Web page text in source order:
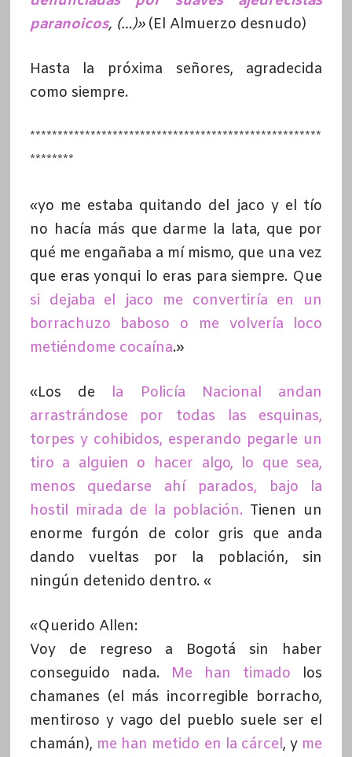
paranoicos, (…)»(El Almuerzo desnudo)
Hasta la próxima señores, agradecida
como siempre.
*****************************************************
********
«yo me estaba quitando del jaco y el tío
no hacía más que darme la lata, que por
qué me engañaba a mí mismo, que una vez
que eras yonqui lo eras para siempre. Que
si dejaba el jaco me convertiría en un
borrachuzo baboso o me volvería loco
metiéndome cocaína.»
«Los de
la Policía Nacional andan
arrastrándose por todas las esquinas,
torpes y cohibidos, esperando pegarle un
tiro a alguien o hacer algo, lo que sea,
menos quedarse ahí parados, bajo la
hostil mirada de la población. Tienen un
enorme furgón de color gris que anda
dando vueltas por la población, sin
ningún detenido dentro. «
«Querido Allen:
Voy de regreso a Bogotá sin haber
conseguido nada. Me han timado los
chamanes (el más incorregible borracho,
mentiroso y vago del pueblo suele ser el
chamán), me han metido en la cárcel, y me